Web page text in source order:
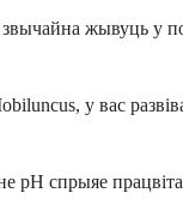
звычайна жывуць
у вас
рН спрыяе